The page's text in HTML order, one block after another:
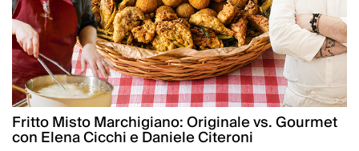
Fritto Misto Marchigiano: Originale vs. Gourmet
con Elena Cicchi e Daniele Citeroni